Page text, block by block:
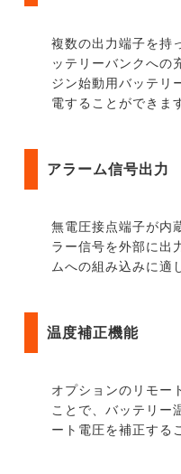
複数の出力端子を持
ッテリーバンクへの
ジン始動用バッテリ
電することができま
アラーム信号出力
無電圧接点端子が内
ラー信号を外部に出
ムへの組み込みに適
温度補正機能
オプションのリモー
ことで、バッテリー
ート電圧を補正する